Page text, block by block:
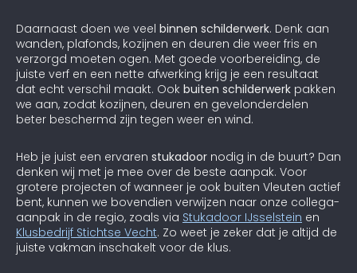
Daarnaast doen we veel binnen schilderwerk. Denk aan
wanden, plafonds, kozijnen en deuren die weer fris en
verzorgd moeten ogen. Met goede voorbereiding, de
juiste verf en een nette afwerking krijg je een resultaat
dat echt verschil maakt. Ook buiten schilderwerk pakken
we aan, zodat kozijnen, deuren en gevelonderdelen
beter beschermd zijn tegen weer en wind.
Heb je juist een ervaren stukadoor nodig in de buurt? Dan
denken wij met je mee over de beste aanpak. Voor
grotere projecten of wanneer je ook buiten Vleuten actief
bent, kunnen we bovendien verwijzen naar onze collega-
aanpak in de regio, zoals via Stukadoor IJsselstein en
Klusbedrijf Stichtse Vecht. Zo weet je zeker dat je altijd de
juiste vakman inschakelt voor de klus.